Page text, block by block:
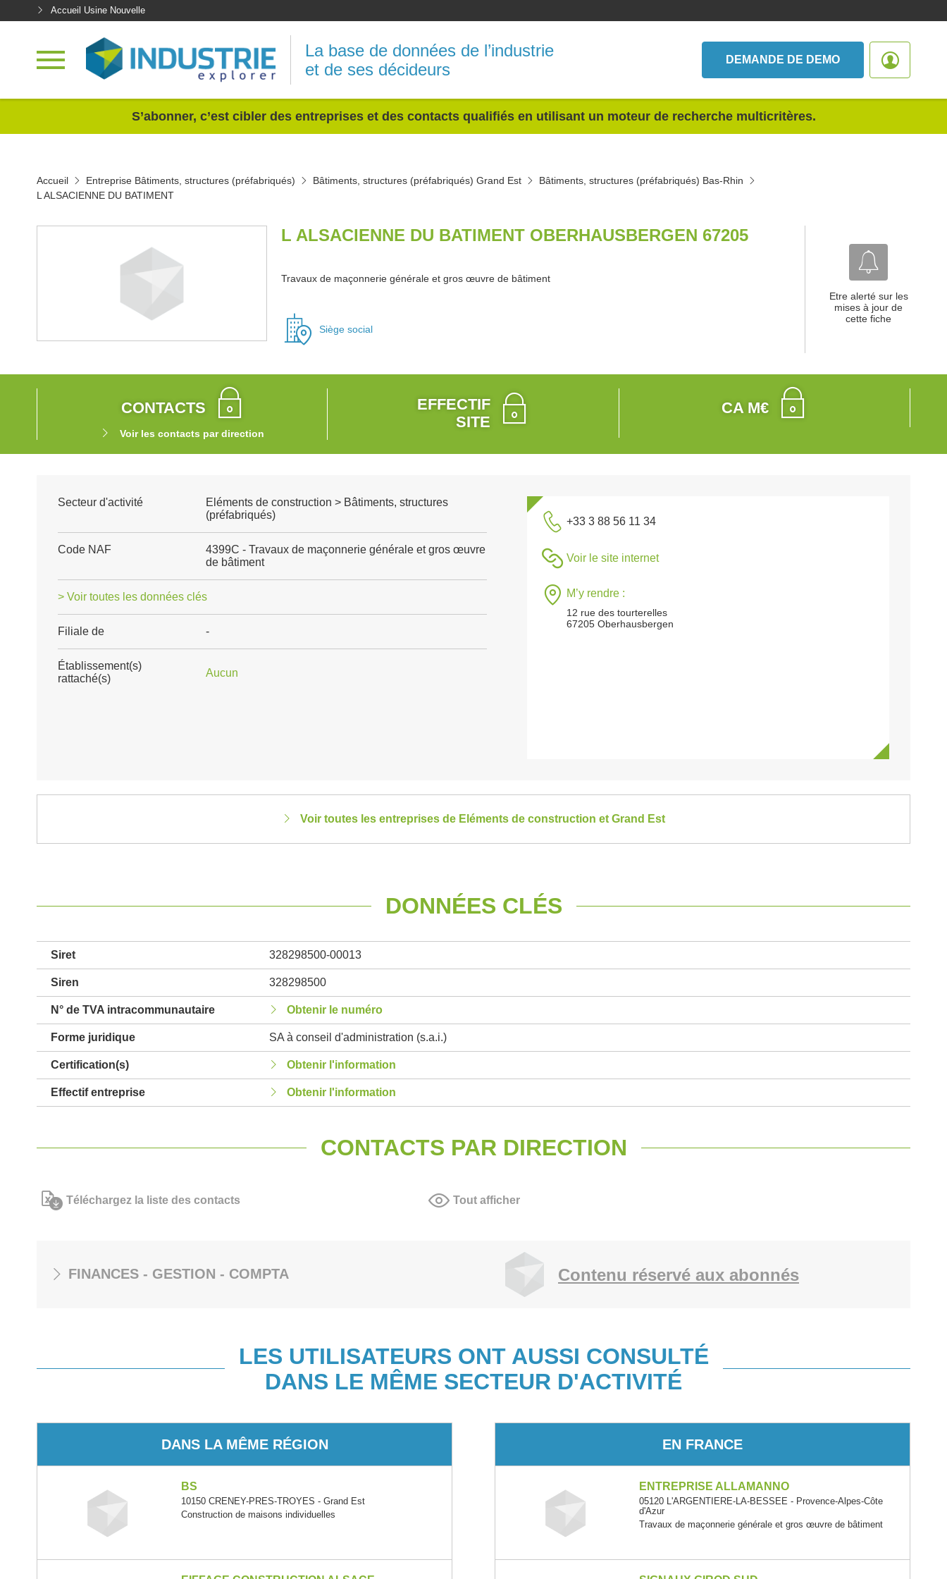
Accueil Usine Nouvelle
La base de données de l’industrie
et de ses décideurs
DEMANDE DE DEMO
S’abonner, c’est cibler des entreprises et des contacts qualifiés en utilisant un moteur de recherche multicritères.
Accueil Entreprise Bâtiments, structures (préfabriqués) Bâtiments, structures (préfabriqués) Grand Est
Bâtiments, structures (préfabriqués) Bas-Rhin
L ALSACIENNE DU BATIMENT
L ALSACIENNE DU BATIMENT OBERHAUSBERGEN 67205
Travaux de maçonnerie générale et gros œuvre de bâtiment
Siège social
Etre alerté sur les
mises à jour de
cette fiche
CONTACTS
Voir les contacts par direction
EFFECTIF
SITE
CA M€
Secteur d'activité
Eléments de construction > Bâtiments, structures
(préfabriqués)
Code NAF
4399C - Travaux de maçonnerie générale et gros œuvre
de bâtiment
> Voir toutes les données clés
Filiale de -
Établissement(s)
rattaché(s)
Aucun
+33 3 88 56 11 34
Voir le site internet
M’y rendre :
12 rue des tourterelles
67205 Oberhausbergen
Voir toutes les entreprises de Eléments de construction et Grand Est
DONNÉES CLÉS
Siret 328298500-00013
Siren 328298500
N° de TVA intracommunautaire Obtenir le numéro
Forme juridique SA à conseil d'administration (s.a.i.)
Certification(s) Obtenir l'information
Effectif entreprise Obtenir l'information
CONTACTS PAR DIRECTION
Téléchargez la liste des contacts Tout afficher
FINANCES - GESTION - COMPTA Contenu réservé aux abonnés
LES UTILISATEURS ONT AUSSI CONSULTÉ
DANS LE MÊME SECTEUR D'ACTIVITÉ
DANS LA MÊME RÉGION
BS
10150 CRENEY-PRES-TROYES - Grand Est
Construction de maisons individuelles
EN FRANCE
ENTREPRISE ALLAMANNO
05120 L'ARGENTIERE-LA-BESSEE - Provence-Alpes-Côte
d'Azur
Travaux de maçonnerie générale et gros œuvre de bâtiment